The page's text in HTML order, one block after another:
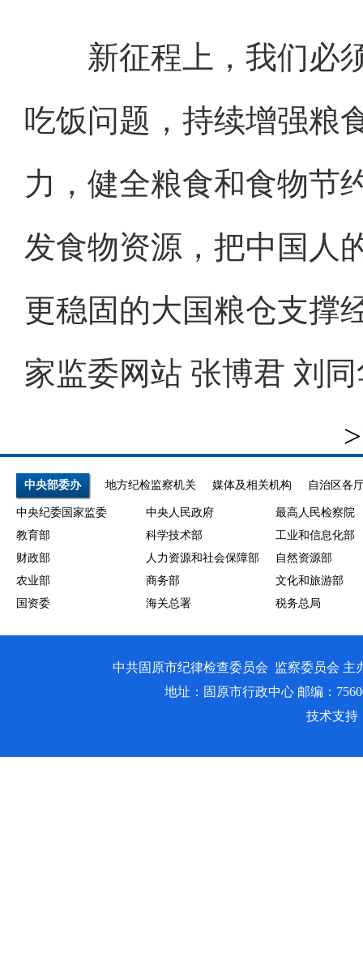
新征程上，我们必须
吃饭问题，持续增强粮
力，健全粮食和食物节
发食物资源，把中国人
更稳固的大国粮仓支撑
家监委网站 张博君 刘
中央部委办 地方纪检监察机关 媒体及相关机构 自治区各
中央纪委国家监委 中央人民政府
最高人民检察院
教育部
科学技术部
工业和信息化部
财政部
人力资源和社会保障部
自然资源部
农业部
商务部
文化和旅游部
国资委
海关总署 税务总局
中共固原市纪律检查委员会 监察委员会
地址：固原市行政中心 邮编：
技术支持